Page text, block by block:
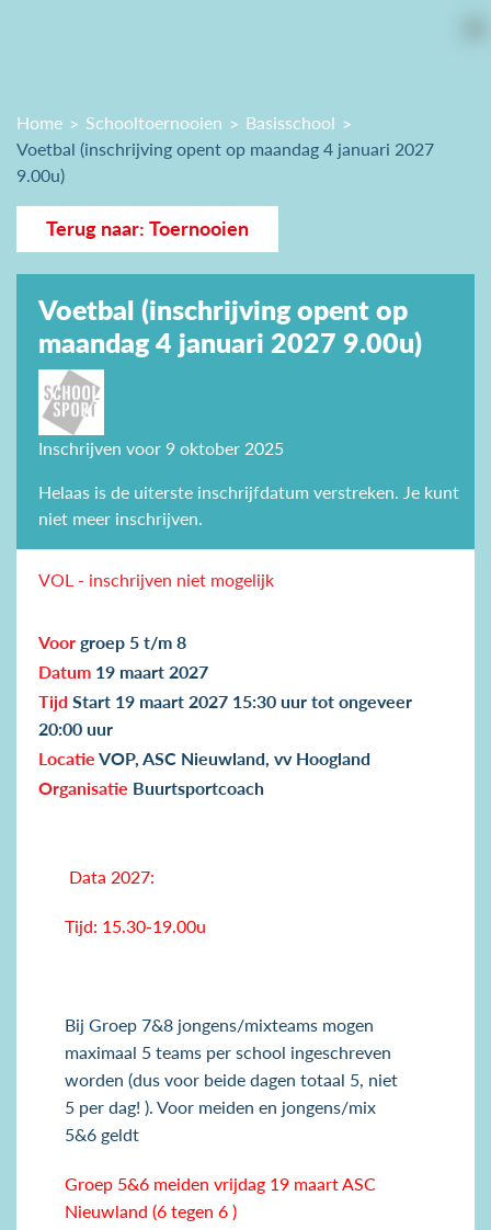
Home Schooltoernooien
Basisschool
Voetbal (inschrijving opent op maandag 4 januari 2027
9.00u)
Terug naar: Toernooien
Voetbal (inschrijving opent op
maandag 4 januari 2027 9.00u)
Inschrijven voor 9 oktober 2025
Helaas is de uiterste inschrijfdatum verstreken. Je kunt
niet meer inschrijven.
VOL - inschrijven niet mogelijk
Voor groep 5 t/m 8
Datum 19 maart 2027
Tijd Start 19 maart 2027 15:30 uur tot ongeveer
20:00 uur
Locatie VOP, ASC Nieuwland, vv Hoogland
Organisatie Buurtsportcoach
Data 2027:
Tijd: 15.30-19.00u
Bij Groep 7&8 jongens/mixteams mogen
maximaal 5 teams per school ingeschreven
worden (dus voor beide dagen totaal 5, niet
5 per dag! ). Voor meiden en jongens/mix
5&6 geldt
Groep 5&6 meiden vrijdag 19 maart ASC
Nieuwland (6 tegen 6 )